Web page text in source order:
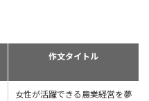
作文タイトル
女性が活躍できる農業経営を夢